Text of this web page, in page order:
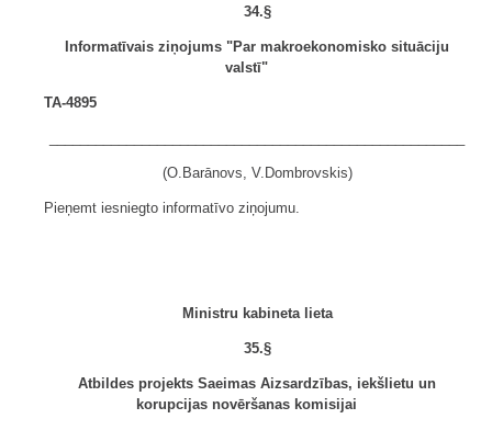
34.§
Informatīvais ziņojums "Par makroekonomisko situāciju
valstī"
TA-4895
(O.Barānovs, V.Dombrovskis)
Pieņemt iesniegto informatīvo ziņojumu.
Ministru kabineta lieta
35.§
Atbildes projekts Saeimas Aizsardzības, iekšlietu un
korupcijas novēršanas komisijai